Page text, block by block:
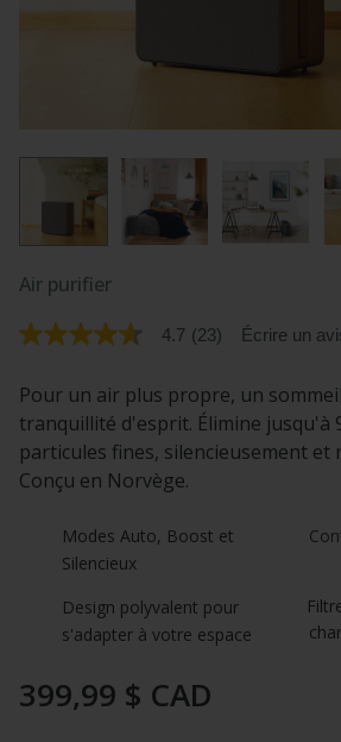
Air purifier
4.7
sur
5.
Lire
les
avis
pour
La
moyenne
23
commentaires
4.7 (23) Écrire un
Pour un air plus propre, un
tranquillité d'esprit. Élimine jusqu'à
particules fines, silencieusement et
Conçu en Norvège.
Modes Auto, Boost et
Silencieux
Design polyvalent pour
s'adapter à votre espace
399,99 $ CAD